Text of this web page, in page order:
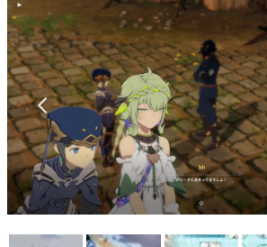
その他
電ファミニコゲーマーとは？
運営：株式会社マレ